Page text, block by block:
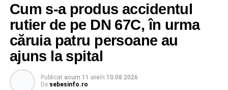
Adaugă-ne ca sursă preferată
Urmărește-ne pe Google News
Cum s-a produs accidentul
rutier de pe DN 67C, în urma
căruia patru persoane au
ajuns la spital
Publicat acum 11 oreîn 10.08.2026
De sebesinfo.ro